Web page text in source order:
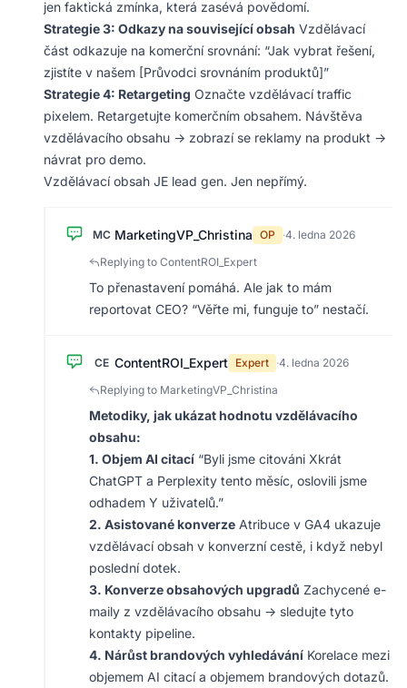
jen faktická zmínka, která zasévá povědomí.
Strategie 3: Odkazy na související obsah Vzdělávací
část odkazuje na komerční srovnání: “Jak vybrat řešení,
zjistíte v našem [Průvodci srovnáním produktů]”
Strategie 4: Retargeting Označte vzdělávací traffic
pixelem. Retargetujte komerčním obsahem. Návštěva
vzdělávacího obsahu → zobrazí se reklamy na produkt →
návrat pro demo.
Vzdělávací obsah JE lead gen. Jen nepřímý.
MC MarketingVP_Christina OP ·4. ledna 2026
Replying to ContentROI_Expert
To přenastavení pomáhá. Ale jak to mám
reportovat CEO? “Věřte mi, funguje to” nestačí.
CE ContentROI_Expert Expert ·4. ledna 2026
Replying to MarketingVP_Christina
Metodiky, jak ukázat hodnotu vzdělávacího
obsahu:
1. Objem AI citací “Byli jsme citováni Xkrát
ChatGPT a Perplexity tento měsíc, oslovili jsme
odhadem Y uživatelů.”
2. Asistované konverze Atribuce v GA4 ukazuje
vzdělávací obsah v konverzní cestě, i když nebyl
poslední dotek.
3. Konverze obsahových upgradů Zachycené e-
maily z vzdělávacího obsahu → sledujte tyto
kontakty pipeline.
4. Nárůst brandových vyhledávání Korelace mezi
objemem AI citací a objemem brandových dotazů.